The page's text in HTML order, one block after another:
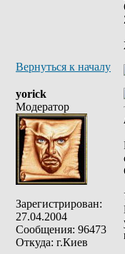
Вернуться к началу
yorick
Модератор
Зарегистрирован:
27.04.2004
Сообщения: 96473
Откуда: г.Киев